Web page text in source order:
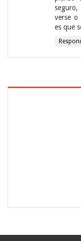
verse o
es que